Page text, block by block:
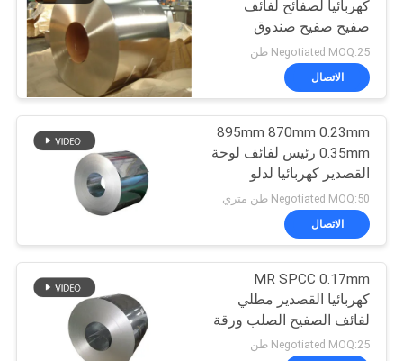
ورقة القصدير مطلي
الصلب
تغليف أغذية صفيح
21
كهربائيا لصفائح لفائف
صفيح صفيح صندوق
القصدير المخصص SPTE
TFS
Negotiated MOQ:25 طن
الاتصال
895mm 870mm 0.23mm
0.35mm رئيس لفائف لوحة
القصدير كهربائيا لدلو
التعبئة صفيح SPTE TFS
Negotiated MOQ:50 طن متري
الاتصال
MR SPCC 0.17mm
كهربائيا القصدير مطلي
لفائف الصفيح الصلب ورقة
SPTE TFS
Negotiated MOQ:25 طن